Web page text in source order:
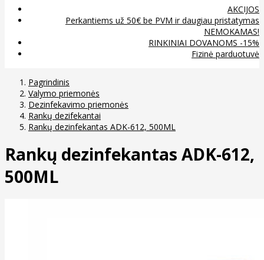
AKCIJOS
Perkantiems už 50€ be PVM ir daugiau pristatymas
NEMOKAMAS!
RINKINIAI DOVANOMS -15%
Fizinė parduotuvė
Pagrindinis
Valymo priemonės
Dezinfekavimo priemonės
Rankų dezifekantai
Rankų dezinfekantas ADK-612, 500ML
Rankų dezinfekantas ADK-612,
500ML